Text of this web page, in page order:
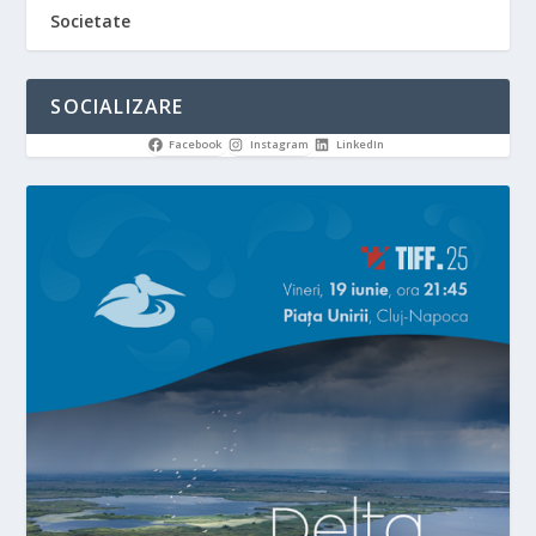
Societate
SOCIALIZARE
Facebook Instagram LinkedIn